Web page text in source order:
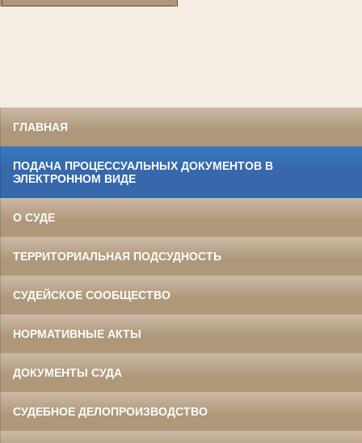
ГЛАВНАЯ
ПОДАЧА ПРОЦЕССУАЛЬНЫХ ДОКУМЕНТОВ В
ЭЛЕКТРОННОМ ВИДЕ
О СУДЕ
ТЕРРИТОРИАЛЬНАЯ ПОДСУДНОСТЬ
СУДЕЙСКОЕ СООБЩЕСТВО
НОРМАТИВНЫЕ АКТЫ
ДОКУМЕНТЫ СУДА
СУДЕБНОЕ ДЕЛОПРОИЗВОДСТВО